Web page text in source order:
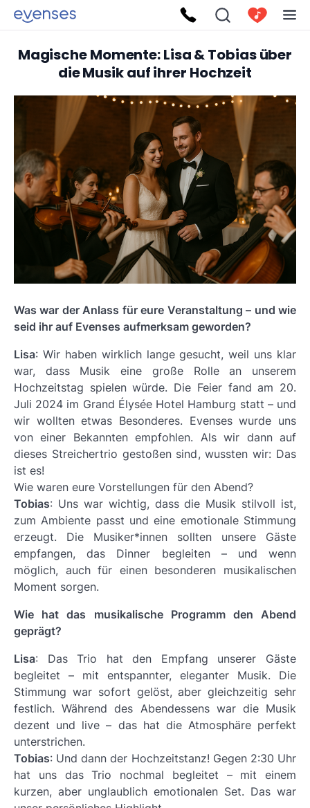
Magische Momente: Lisa & Tobias über
die Musik auf ihrer Hochzeit
Was war der Anlass für eure Veranstaltung – und wie
seid ihr auf Evenses aufmerksam geworden?
Lisa: Wir haben wirklich lange gesucht, weil uns klar
war, dass Musik eine große Rolle an unserem
Hochzeitstag spielen würde. Die Feier fand am 20.
Juli 2024 im Grand Élysée Hotel Hamburg statt – und
wir wollten etwas Besonderes. Evenses wurde uns
von einer Bekannten empfohlen. Als wir dann auf
dieses Streichertrio gestoßen sind, wussten wir: Das
ist es!
Wie waren eure Vorstellungen für den Abend?
Tobias: Uns war wichtig, dass die Musik stilvoll ist,
zum Ambiente passt und eine emotionale Stimmung
erzeugt. Die Musiker*innen sollten unsere Gäste
empfangen, das Dinner begleiten – und wenn
möglich, auch für einen besonderen musikalischen
Moment sorgen.
Wie hat das musikalische Programm den Abend
geprägt?
Lisa: Das Trio hat den Empfang unserer Gäste
begleitet – mit entspannter, eleganter Musik. Die
Stimmung war sofort gelöst, aber gleichzeitig sehr
festlich. Während des Abendessens war die Musik
dezent und live – das hat die Atmosphäre perfekt
unterstrichen.
Tobias: Und dann der Hochzeitstanz! Gegen 2:30 Uhr
hat uns das Trio nochmal begleitet – mit einem
kurzen, aber unglaublich emotionalen Set. Das war